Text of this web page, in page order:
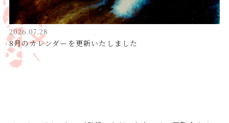
2026.07.28
8月のカレンダーを更新いたしました